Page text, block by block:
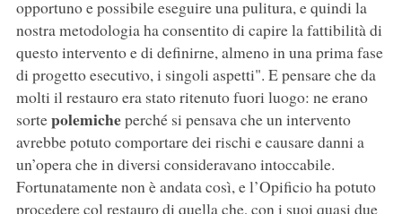
opportuno e possibile eseguire una pulitura, e quindi la
nostra metodologia ha consentito di capire la fattibilità di
questo intervento e di definirne, almeno in una prima fase
di progetto esecutivo, i singoli aspetti". E pensare che da
molti il restauro era stato ritenuto fuori luogo: ne erano
sortepolemicheperché si pensava che un intervento
avrebbe potuto comportare dei rischi e causare danni a
un’opera che in diversi consideravano intoccabile.
Fortunatamente non è andata così, e l’Opificio ha potuto
procedere col restauro di quella che, con i suoi quasi due